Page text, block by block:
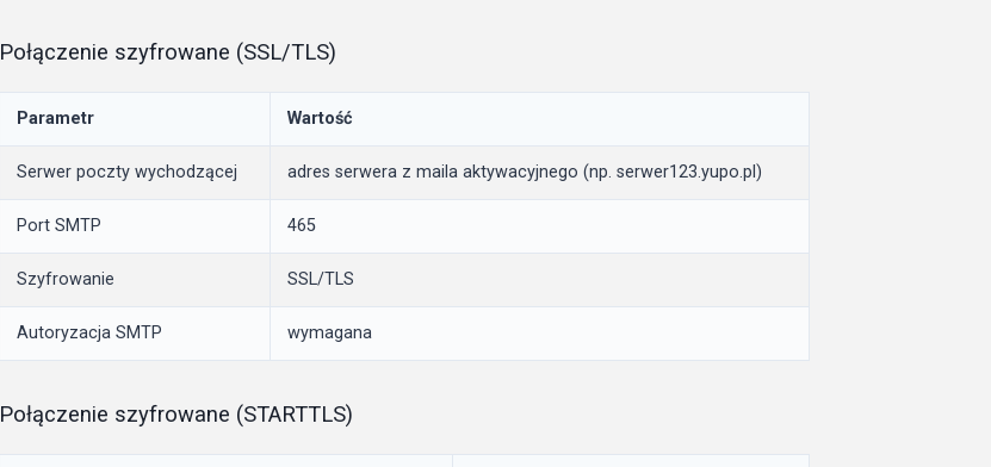
Połączenie szyfrowane (SSL/TLS)
Parametr Wartość
Serwer poczty wychodzącej adres serwera z maila aktywacyjnego (np. serwer123.yupo.pl)
Port SMTP 465
Szyfrowanie SSL/TLS
Autoryzacja SMTP wymagana
Połączenie szyfrowane (STARTTLS)